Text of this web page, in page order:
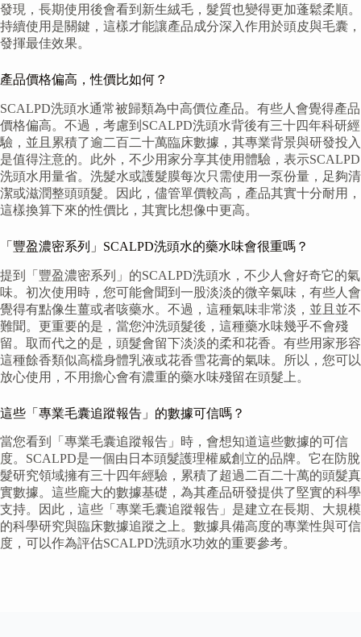
發現，長期使用後會看到新生絨毛，髮質也變得更加蓬鬆柔順。
持續使用是關鍵，這樣才能讓產品成分深入作用於頭皮與毛囊，
發揮最佳效果。
產品價格偏高，性價比如何？
SCALPD洗頭水通常被歸類為中高價位產品。有些人會覺得產品
價格偏高。不過，考慮到SCALPD洗頭水背後有三十四年科研經
驗，並且累積了逾二百二十萬臨床數據，其專業背景與研發投入
是值得注意的。此外，不少用家分享其使用體驗，表示SCALPD
洗頭水用量省。洗髮水或護髮膜每次只需使用一泵份量，足夠清
潔或滋潤整頭頭髮。因此，儘管單價較高，產品其實十分耐用，
這樣換算下來的性價比，其實比想像中更高。
「豐盈濃密系列」SCALPD洗頭水的藥水味會很重嗎？
提到「豐盈濃密系列」的SCALPD洗頭水，不少人會好奇它的氣
味。初次使用時，您可能會聞到一股淡淡的微辛氣味，有些人會
覺得有點像生薑或者咳藥水。不過，這種氣味非常淡，並且並不
難聞。更重要的是，當您沖洗頭髮後，這種藥水味幾乎不會殘
留。取而代之的是，頭髮會留下淡淡的柔和花香。有些用家形容
這種餘香類似高檔身體乳液或花香雪花膏的氣味。所以，您可以
放心使用，不用擔心會有濃重的藥水味殘留在頭髮上。
這些「專業毛囊追蹤報告」的數據可信嗎？
當您看到「專業毛囊追蹤報告」時，會想知道這些數據的可信
度。SCALPD是一個由日本頭髮護理權威創立的品牌。它在防脫
髮研究領域擁有三十四年經驗，累積了超過二百二十萬的頭髮真
實數據。這些龐大的數據基礎，為其產品研發提供了堅實的科學
支持。因此，這些「專業毛囊追蹤報告」是建立在長期、大規模
的科學研究與臨床數據追蹤之上。數據具備高度的專業性與可信
度，可以作為評估SCALPD洗頭水功效的重要參考。